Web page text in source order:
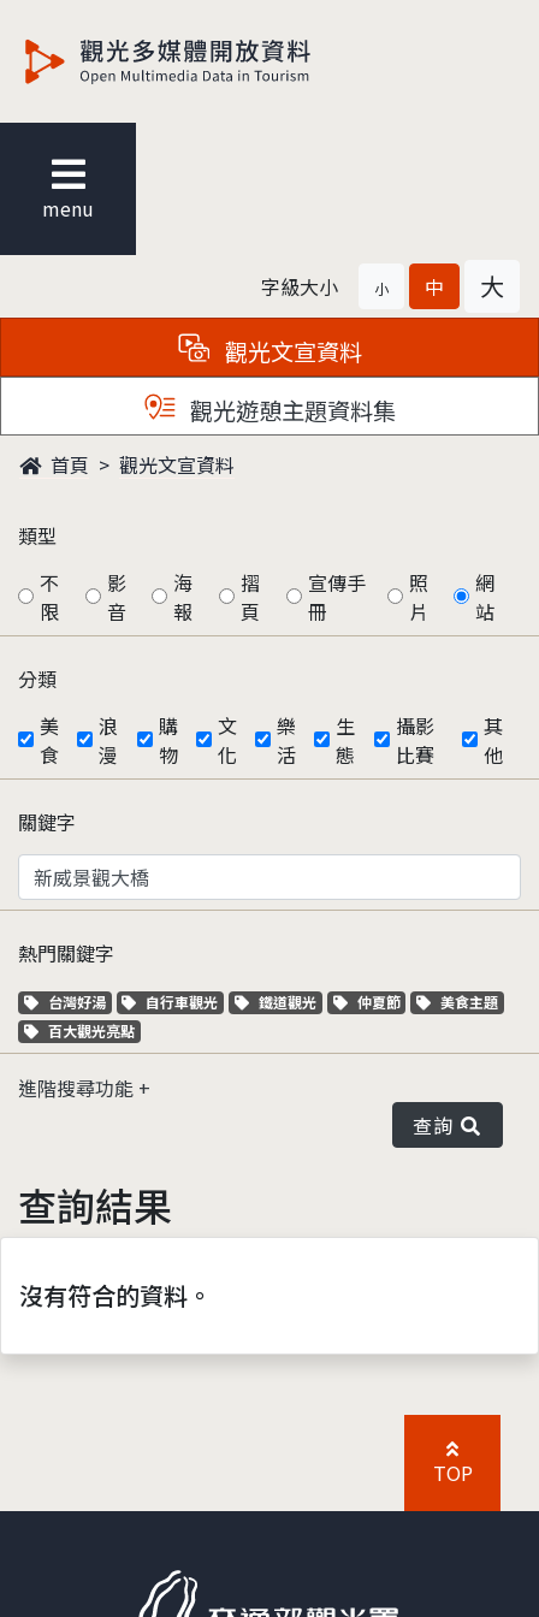
menu
字級大小 小 中 大
觀光文宣資料
觀光遊憩主題資料集
首頁 觀光文宣資料
類型
不
限
影
音
海
報
摺
頁
宣傳手
冊
照
片
網
站
分類
美
食
浪
漫
購
物
文
化
樂
活
生
態
攝影
比賽
其
他
關鍵字
熱門關鍵字
關鍵字標籤
台灣好湯 關鍵字標籤
自行車觀光 關鍵字標籤
鐵道觀光 關鍵字標籤
仲夏節 關鍵字標籤
美食主題
關鍵字標籤
百大觀光亮點
進階搜尋功能
查詢
查詢結果
沒有符合的資料。
TOP